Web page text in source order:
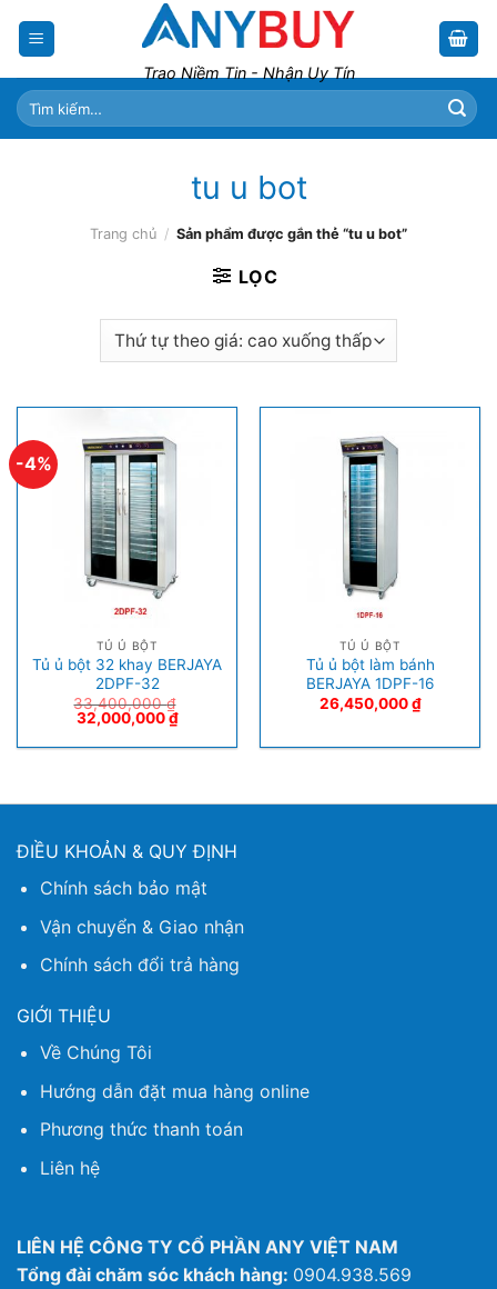
Trao Niềm Tin - Nhận Uy Tín
Tìm
kiếm:
tu u bot
Trang chủ / Sản phẩm được gắn thẻ “tu u bot”
LỌC
-4%
TỦ Ủ BỘT
Tủ ủ bột 32 khay BERJAYA
2DPF-32
33,400,000₫
32,000,000₫
TỦ Ủ BỘT
Tủ ủ bột làm bánh
BERJAYA 1DPF-16
26,450,000₫
ĐIỀU KHOẢN & QUY ĐỊNH
Chính sách bảo mật
Vận chuyển & Giao nhận
Chính sách đổi trả hàng
GIỚI THIỆU
Về Chúng Tôi
Hướng dẫn đặt mua hàng online
Phương thức thanh toán
Liên hệ
LIÊN HỆ CÔNG TY CỔ PHẦN ANY VIỆT NAM
Tổng đài chăm sóc khách hàng: 0904.938.569